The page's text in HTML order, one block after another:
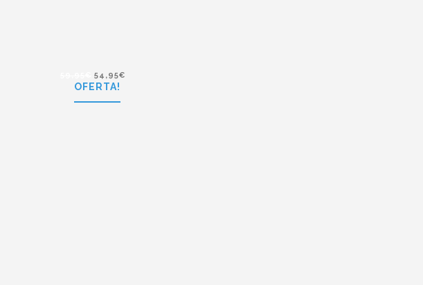
OFERTA!
54,95€